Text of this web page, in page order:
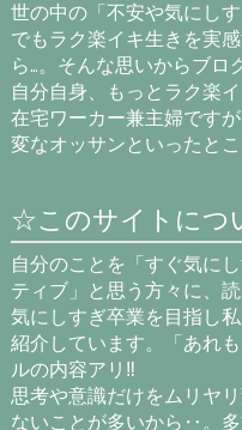
世の中の「不安や気にし
でもラク楽イキ生きを実
ら…。そんな思いからブロ
自分自身、もっとラク楽
在宅ワーカー兼主婦です
変なオッサンといったと
☆このサイトにつ
自分のことを「すぐ気に
ティブ」と思う方々に、
気にしすぎ卒業を目指し
紹介しています。「あれ
ルの内容アリ‼
思考や意識だけをムリヤ
ないことが多いから‥。